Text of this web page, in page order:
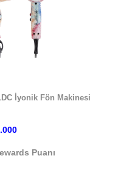
İyonik Fön Makinesi
Puanı